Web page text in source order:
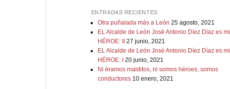
ENTRADAS RECIENTES
Otra puñalada más a León 25 agosto, 2021
EL Alcalde de León José Antonio Díez Díaz es mi
HÉROE: II
27 junio, 2021
EL Alcalde de León José Antonio Díez Díaz es mi
HÉROE: I
20 junio, 2021
Ni éramos malditos, ni somos héroes, somos
conductores 10 enero, 2021